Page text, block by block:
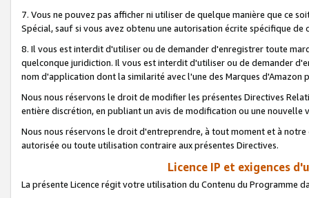
7. Vous ne pouvez pas afficher ni utiliser de quelque manière que ce
Spécial, sauf si vous avez obtenu une autorisation écrite spécifique de
8. Il vous est interdit d'utiliser ou de demander d'enregistrer toute
quelconque juridiction. Il vous est interdit d'utiliser ou de demander
nom d'application dont la similarité avec l'une des Marques
Nous nous réservons le droit de modifier les présentes Directives
entière discrétion, en publiant un avis de modification ou une nouvelle
Nous nous réservons le droit d'entreprendre, à tout moment et à
autorisée ou toute utilisation contraire aux présentes Directives.
Licence IP et exigences
La présente Licence régit votre utilisation du Contenu du Programme